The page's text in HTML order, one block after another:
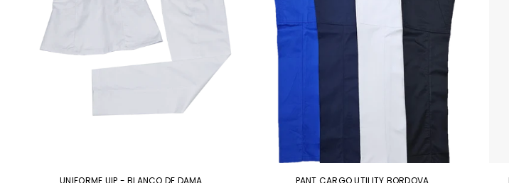
UNIFORME UIP - BLANCO DE DAMA
PANT CARGO UTILITY BORDOVA